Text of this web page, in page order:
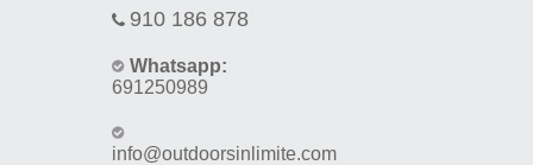
910 186 878
Whatsapp:
691250989
info@outdoorsinlimite.com